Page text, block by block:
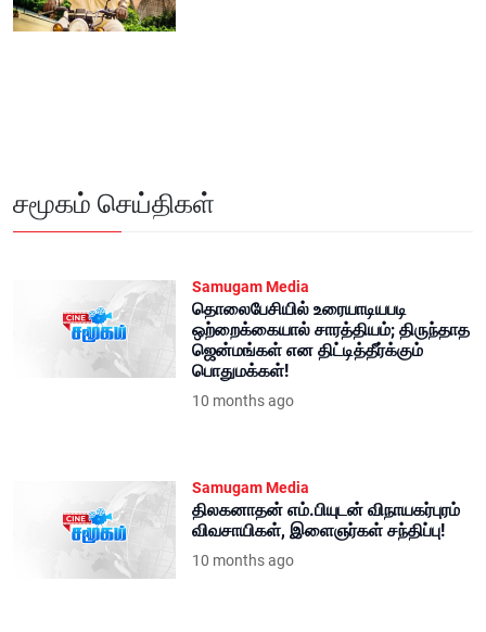
சமூகம் செய்திகள்
Samugam Media
தொலைபேசியில் உரையாடியபடி
ஒற்றைக்கையால் சாரத்தியம்; திருந்தாத
ஜென்மங்கள் என திட்டித்தீர்க்கும்
பொதுமக்கள்!
10 months ago
Samugam Media
திலகனாதன் எம்.பியுடன் விநாயகர்புரம்
விவசாயிகள், இளைஞர்கள் சந்திப்பு!
10 months ago